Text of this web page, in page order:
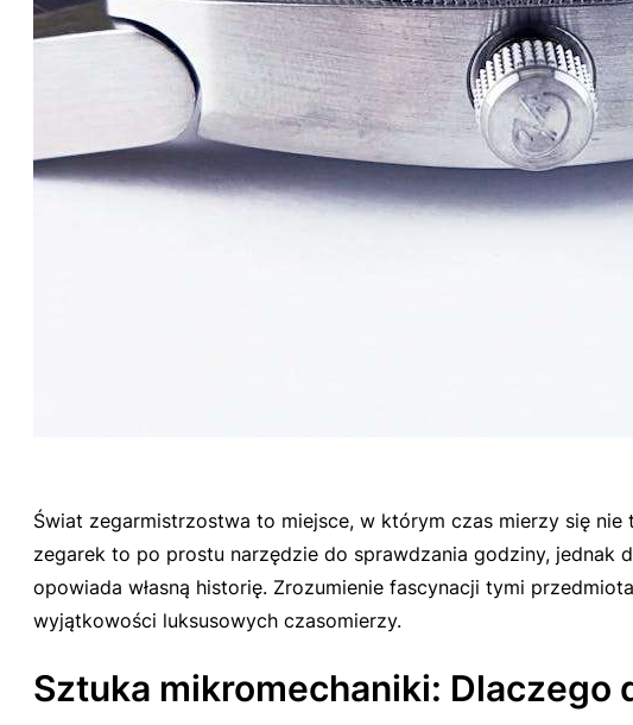
Świat zegarmistrzostwa to miejsce, w którym czas mierzy się
zegarek to po prostu narzędzie do sprawdzania godziny,
opowiada własną historię. Zrozumienie fascynacji tymi
wyjątkowości luksusowych czasomierzy.
Sztuka mikromechaniki: Dlaczego